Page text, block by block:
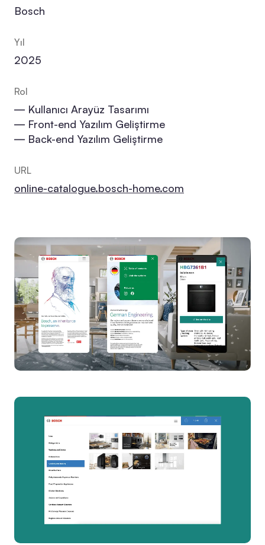
Bosch
Yıl
2025
Rol
― Kullanıcı Arayüz Tasarımı
― Front-end Yazılım Geliştirme
― Back-end Yazılım Geliştirme
URL
online-catalogue.bosch-home.com